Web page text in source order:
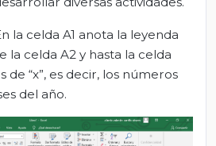
la celda A1 anota la leyenda
la celda A2 y hasta la celda
de “x”, es decir, los números
del año.